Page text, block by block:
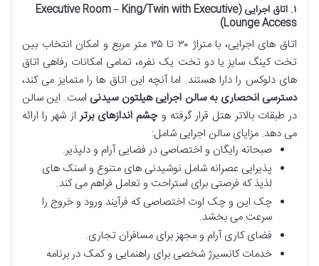
۱. اتاق اجرایی (Executive Room – King/Twin with Executive
Lounge Access)
اتاق های اجرایی، با متراژ ۳۰ تا ۳۵ متر مربع و امکان انتخاب بین
تخت کینگ سایز یا دو تخت یک نفره، تمامی امکانات رفاهی اتاق
های دلوکس را دارا هستند. اما آنچه این اتاق ها را متمایز می کند،
دسترسی انحصاری به سالن اجرایی هیلتون سیدنی است. این سالن
در طبقات بالاتر هتل قرار گرفته وچشم اندازهای برتر از شهر را ارائه
می دهد. مزایای سالن اجرایی شامل:
صبحانه رایگان و اختصاصی در فضایی آرام و دلپذیر.
پذیرایی عصرانه شامل نوشیدنی های متنوع و اسنک های
لذیذ که فرصتی برای استراحت و تعامل فراهم می کند.
چک این و چک اوت اختصاصی که فرآیند ورود و خروج را
سرعت می بخشد.
فضای کاری آرام و مجهز برای مسافران تجاری.
خدمات کانسیرژ شخصی برای راهنمایی و کمک در برنامه